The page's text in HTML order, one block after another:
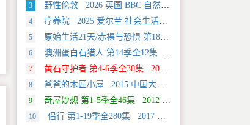
3 野性伦敦 2026 英国 BBC 自然类纪录片
4 疗养院 2025 爱尔兰 社会生活类纪录片
5 原始生活21天/赤裸与恐惧 第18季全12集 2025 美国 Discovery 真人秀&舞台类纪录片
6 澳洲蛋白石猎人 第14季全12集 2025 美国 Discovery 真人秀&舞台类纪录片
7 黄石守护者 第4-6季全30集 2024 美国 Discovery 真人秀&舞台类纪录片
8 爸爸的木匠小屋 2015 中国大陆 社会生活类纪录片
9 奇屋妙想 第1-5季全46集 2012 美国 HGTV 真人秀&舞台类纪录片
10 侣行 第1-19季全280集 2017 中国大陆 旅行类纪录片